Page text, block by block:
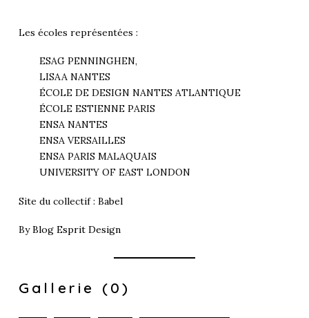
Les écoles représentées :
ESAG PENNINGHEN,
LISAA NANTES
ÉCOLE DE DESIGN NANTES ATLANTIQUE
ÉCOLE ESTIENNE PARIS
ENSA NANTES
ENSA VERSAILLES
ENSA PARIS MALAQUAIS
UNIVERSITY OF EAST LONDON
Site du collectif : Babel
ByBlog Esprit Design
Gallerie (0)